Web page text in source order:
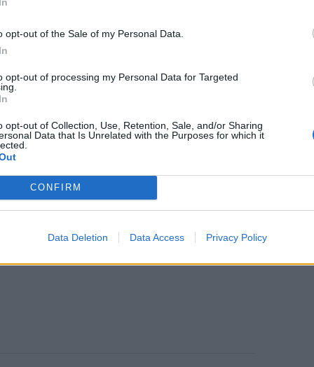
opt-out of the Sale of my Personal Data.
opt-out of processing my Personal Data for Targeted
opt-out of Collection, Use, Retention, Sale, and/or Sharing
Data that Is Unrelated with the Purposes for which it
CONFIRM
Data Deletion Data Access Privacy Policy